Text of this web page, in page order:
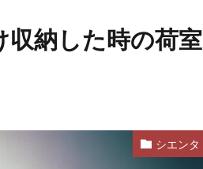
収納した時の荷室
シエンタ